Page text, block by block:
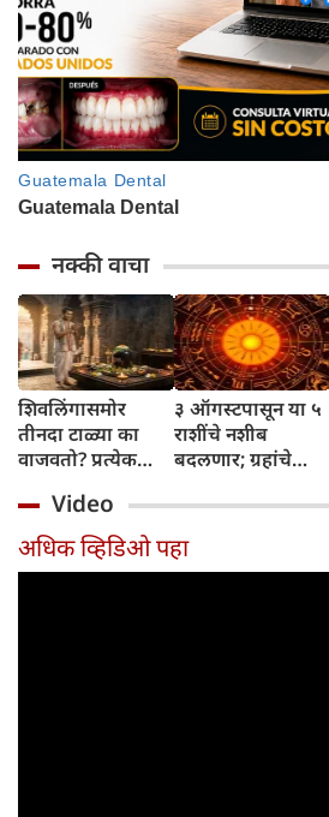
नक्की वाचा
शिवलिंगासमोर
तीनदा टाळ्या का
वाजवतो? प्रत्येक
जाणून घ्या
३ ऑगस्टपासून या ५
राशींचे नशीब
बदलणार; ग्रहांचे
संपतील आणि शुभ
दिवसांची सुरुवात
होईल
Video
अधिक व्हिडिओ पहा